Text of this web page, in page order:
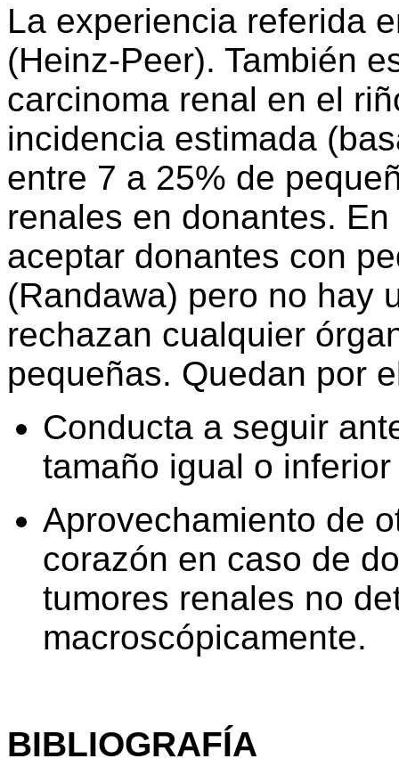
La experiencia referida
(Heinz-Peer). También
carcinoma renal en el
incidencia estimada
entre 7 a 25% de
renales en donantes.
aceptar donantes con
(Randawa) pero no hay
rechazan cualquier
pequeñas. Quedan por
Conducta a seguir
tamaño igual o
Aprovechamiento de
corazón en caso de
tumores renales no
macroscópicamente.
BIBLIOGRAFÍA